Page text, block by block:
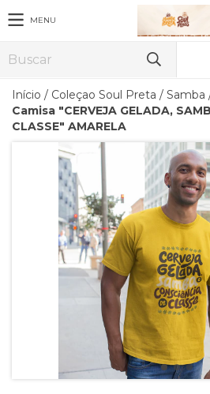
MENU
Início / Coleçao Soul Preta / Samba
Camisa "CERVEJA GELADA,
CLASSE" AMARELA